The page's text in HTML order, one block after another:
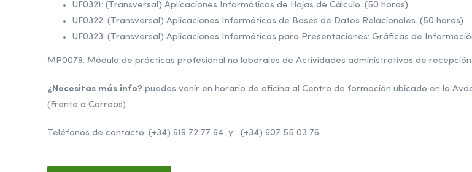
UF0321: (Transversal) Aplicaciones Informáticas de Hojas de Cálculo. (50 horas)
UF0322: (Transversal) Aplicaciones Informáticas de Bases de Datos Relacionales. (50 horas)
UF0323: (Transversal) Aplicaciones Informáticas para Presentaciones: Gráficas de
MP0079: Módulo de prácticas profesional no laborales de Actividades administrativas de
¿Necesitas más info? puedes venir en horario de oficina al Centro de formación ubicado en la
(Frente a Correos)
Teléfonos de contacto: (+34) 619 72 77 64 y (+34) 607 55 03 76